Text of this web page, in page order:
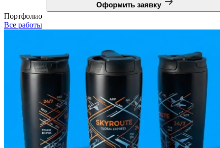
Оформить заявку
Портфолио
Все работы